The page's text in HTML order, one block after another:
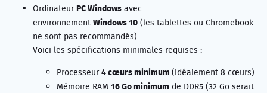
Ordinateur PC Windows avec
environnement Windows 10 (les tablettes ou Chromebook
ne sont pas recommandés)
Voici les spécifications minimales requises :
Processeur4 cœurs minimum (idéalement 8 cœurs)
Mémoire RAM 16 Go minimum de DDR5 (32 Go serait